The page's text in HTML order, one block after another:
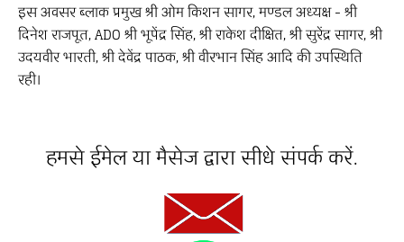
इस अवसर ब्लाक प्रमुख श्री ओम किशन सागर, मण्डल अध्यक्ष - श्री
दिनेश राजपूत, ADO श्री भूपेंद्र सिंह, श्री राकेश दीक्षित, श्री सुरेंद्र सागर, श्री
उदयवीर भारती, श्री देवेंद्र पाठक, श्री वीरभान सिंह आदि की उपस्थिति
रही।
हमसे ईमेल या मैसेज द्वारा सीधे संपर्क करें.